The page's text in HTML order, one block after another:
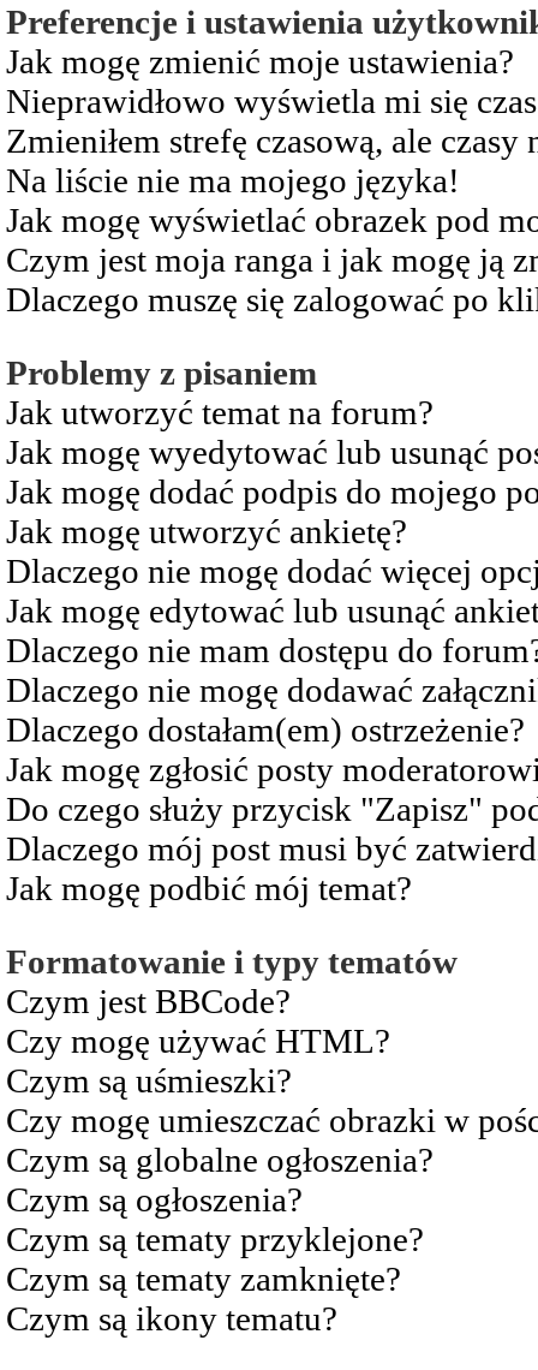
Preferencje i ustawienia
Jak mogę zmienić moje ustawienia?
Nieprawidłowo wyświetla mi się
Zmieniłem strefę czasową, ale czasy
Na liście nie ma mojego języka!
Jak mogę wyświetlać obrazek pod
Czym jest moja ranga i jak mogę ją
Dlaczego muszę się zalogować po
Problemy z pisaniem
Jak utworzyć temat na forum?
Jak mogę wyedytować lub usunąć
Jak mogę dodać podpis do mojego
Jak mogę utworzyć ankietę?
Dlaczego nie mogę dodać więcej
Jak mogę edytować lub usunąć
Dlaczego nie mam dostępu do
Dlaczego nie mogę dodawać
Dlaczego dostałam(em) ostrzeżenie?
Jak mogę zgłosić posty
Do czego służy przycisk "Zapisz"
Dlaczego mój post musi być
Jak mogę podbić mój temat?
Formatowanie i typy tematów
Czym jest BBCode?
Czy mogę używać HTML?
Czym są uśmieszki?
Czy mogę umieszczać obrazki w
Czym są globalne ogłoszenia?
Czym są ogłoszenia?
Czym są tematy przyklejone?
Czym są tematy zamknięte?
Czym są ikony tematu?